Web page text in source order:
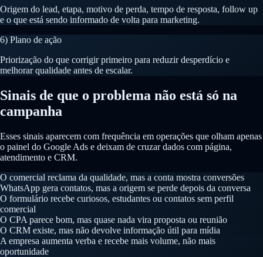
Origem do lead, etapa, motivo de perda, tempo de resposta, follow up
e o que está sendo informado de volta para marketing.
6) Plano de ação
Priorização do que corrigir primeiro para reduzir desperdício e
melhorar qualidade antes de escalar.
Sinais de que o problema não está só na
campanha
Esses sinais aparecem com frequência em operações que olham apenas
o painel do Google Ads e deixam de cruzar dados com página,
atendimento e CRM.
O comercial reclama da qualidade, mas a conta mostra conversões
WhatsApp gera contatos, mas a origem se perde depois da conversa
O formulário recebe curiosos, estudantes ou contatos sem perfil
comercial
O CPA parece bom, mas quase nada vira proposta ou reunião
O CRM existe, mas não devolve informação útil para mídia
A empresa aumenta verba e recebe mais volume, não mais
oportunidade